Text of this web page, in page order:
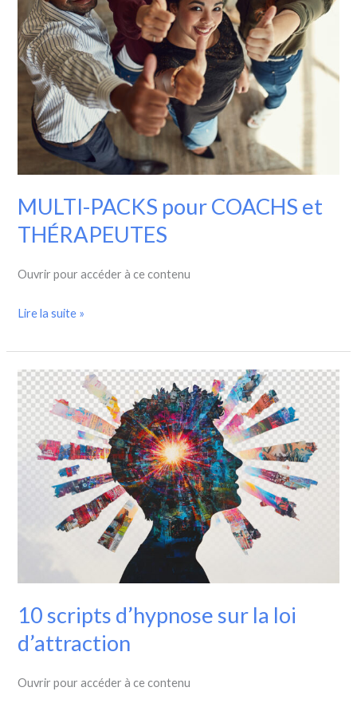
MULTI-PACKS pour COACHS et
THÉRAPEUTES
Ouvrir pour accéder à ce contenu
Lire la suite »
10 scripts d’hypnose sur la loi
d’attraction
Ouvrir pour accéder à ce contenu
10
scripts
d’hypnose
sur
d’attraction